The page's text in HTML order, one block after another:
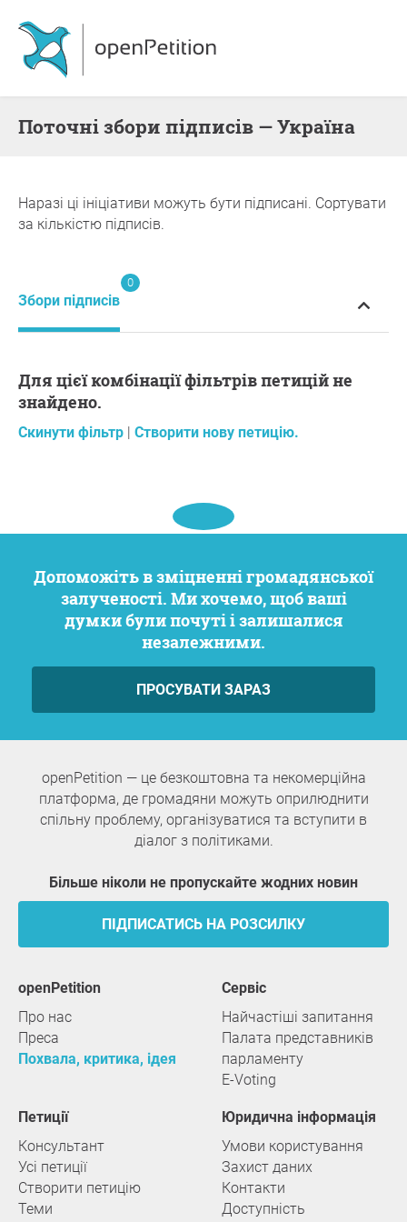
поточні збори підписів — Україна
Наразі ці ініціативи можуть бути підписані. Сортувати
за кількістю підписів.
Збори підписів
0
Для цієї комбінації фільтрів петицій не
знайдено.
Скинути фільтр | Створити нову петицію.
Допоможіть в зміцненні громадянської
залученості. Ми хочемо, щоб ваші
думки були почуті і залишалися
незалежними.
ПРОСУВАТИ ЗАРАЗ
openPetition — це безкоштовна та некомерційна
платформа, де громадяни можуть оприлюднити
спільну проблему, організуватися та вступити в
діалог з політиками.
Більше ніколи не пропускайте жодних новин
ПІДПИСАТИСЬ НА РОЗСИЛКУ
openPetition
Про нас
Преса
Похвала, критика, ідея
сервіс
Найчастіші запитання
Палата представників
парламенту
E-Voting
Петиції
Консультант
Усі петиції
Створити петицію
Теми
Юридична інформація
Умови користування
Захист даних
Контакти
Доступність